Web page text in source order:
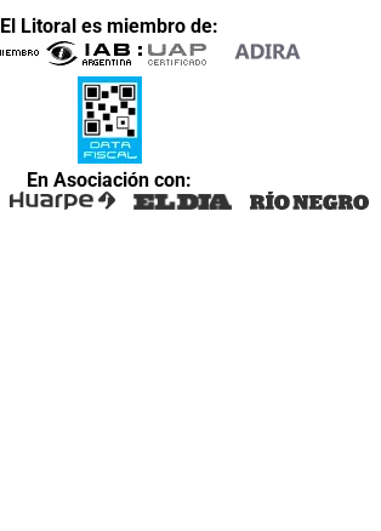
El Litoral es miembro de:
En Asociación con: